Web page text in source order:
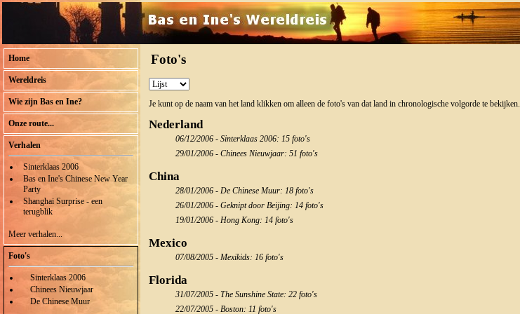
Home
Wereldreis
Wie zijn Bas en Ine?
Onze route...
Verhalen
Sinterklaas 2006
Bas en Ine's Chinese New Year
Party
Shanghai Surprise - een
terugblik
Meer verhalen...
Foto's
Sinterklaas 2006
Chinees Nieuwjaar
De Chinese Muur
Foto's
Je kunt op de naam van het land klikken om alleen de foto's van dat land in chronologische volgorde te bekijken.
Nederland
06/12/2006 - Sinterklaas 2006: 15 foto's
29/01/2006 - Chinees Nieuwjaar: 51 foto's
China
28/01/2006 - De Chinese Muur: 18 foto's
26/01/2006 - Geknipt door Beijing: 14 foto's
19/01/2006 - Hong Kong: 14 foto's
Mexico
07/08/2005 - Mexikids: 16 foto's
Florida
31/07/2005 - The Sunshine State: 22 foto's
22/07/2005 - Boston: 11 foto's